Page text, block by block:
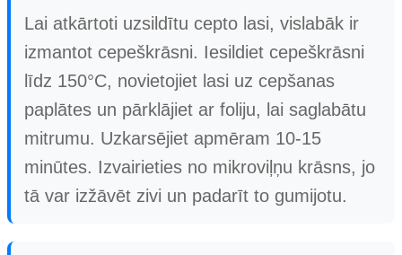
Lai atkārtoti uzsildītu cepto lasi, vislabāk ir
izmantot cepeškrāsni. Iesildiet cepeškrāsni
līdz 150°C, novietojiet lasi uz cepšanas
paplātes un pārklājiet ar foliju, lai saglabātu
mitrumu. Uzkarsējiet apmēram 10-15
minūtes. Izvairieties no mikroviļņu krāsns, jo
tā var izžāvēt zivi un padarīt to gumijotu.